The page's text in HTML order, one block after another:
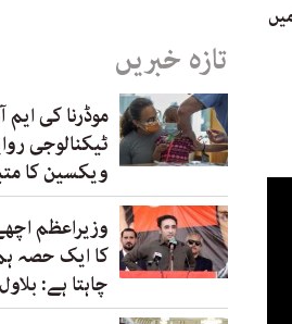
میں
تازہ خبریں
موڈرنا کی
ٹیکنالوجی
ویکسین کا
وزیراعظم
کا ایک حصہ
چاہتا ہے: